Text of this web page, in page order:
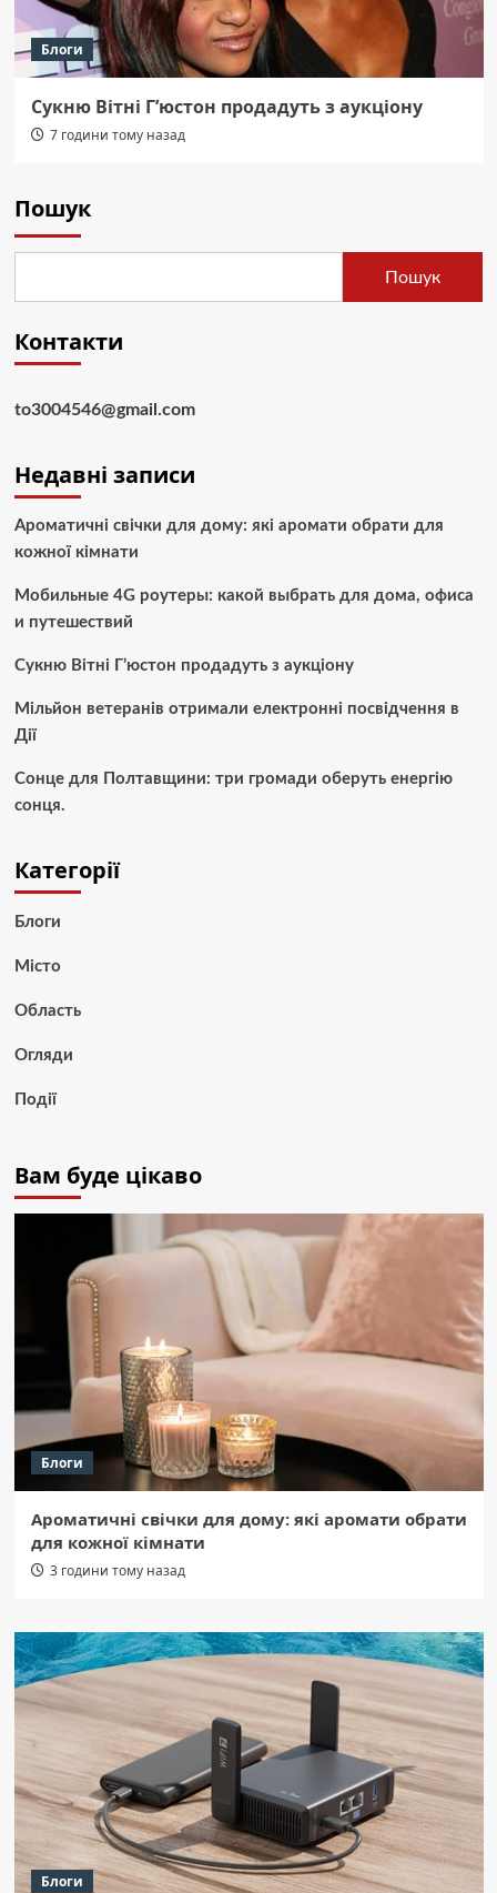
Блоги
Сукню Вітні Г’юстон продадуть з аукціону
7 години тому назад
Пошук
Пошук
Контакти
to3004546@gmail.com
Недавні записи
Ароматичні свічки для дому: які аромати обрати для
кожної кімнати
Мобильные 4G роутеры: какой выбрать для дома, офиса
и путешествий
Сукню Вітні Г’юстон продадуть з аукціону
Мільйон ветеранів отримали електронні посвідчення в
Дії
Сонце для Полтавщини: три громади оберуть енергію
сонця.
Категорії
Блоги
Місто
Область
Огляди
Події
Вам буде цікаво
Блоги
Ароматичні свічки для дому: які аромати обрати
для кожної кімнати
3 години тому назад
Блоги